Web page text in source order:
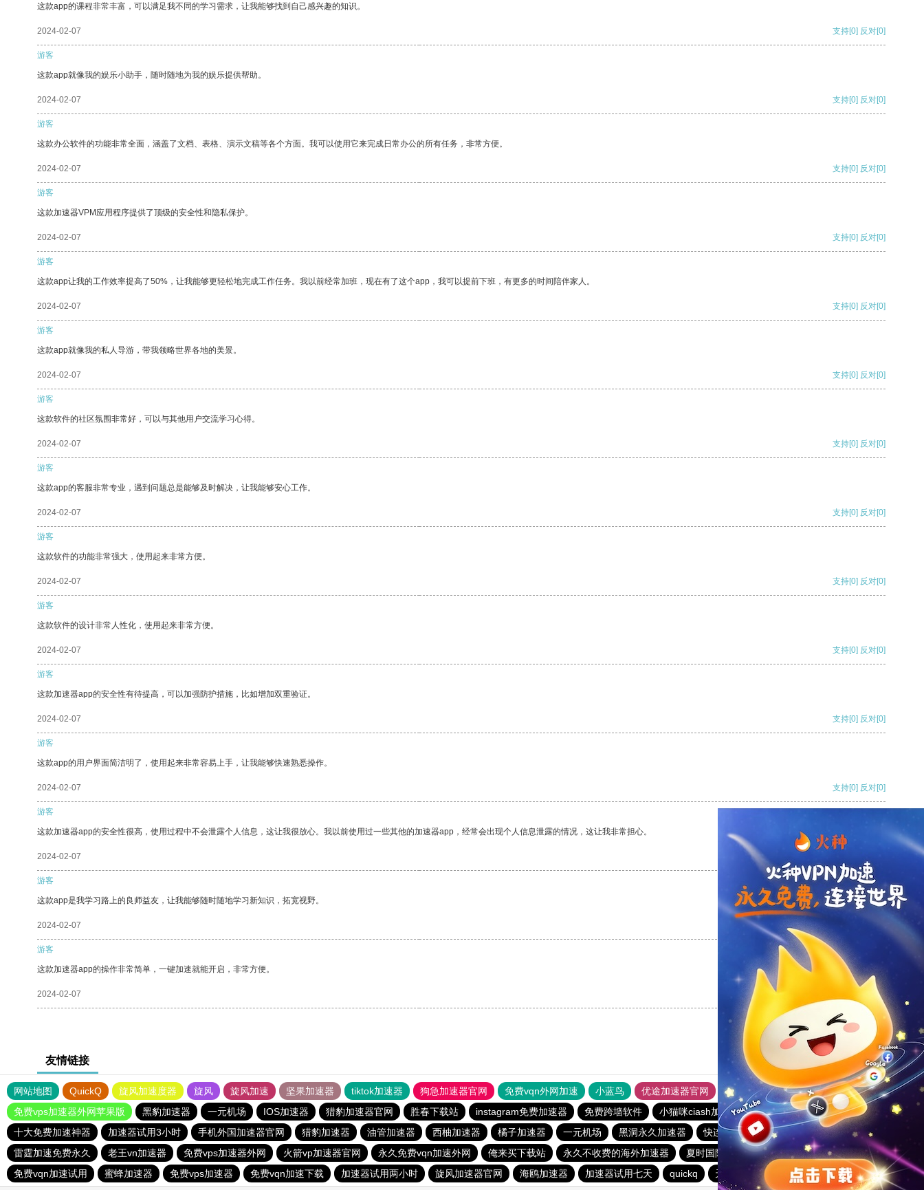
这款app的课程非常丰富，可以满足我不同的学习需求，让我能够找到自己感兴趣的知识。
2024-02-07 支持[0] 反对[0]
游客
这款app就像我的娱乐小助手，随时随地为我的娱乐提供帮助。
2024-02-07 支持[0] 反对[0]
游客
这款办公软件的功能非常全面，涵盖了文档、表格、演示文稿等各个方面。我可以使用它来完成日常办公的所有任务，非常方便。
2024-02-07 支持[0] 反对[0]
游客
这款加速器VPM应用程序提供了顶级的安全性和隐私保护。
2024-02-07 支持[0] 反对[0]
游客
这款app让我的工作效率提高了50%，让我能够更轻松地完成工作任务。我以前经常加班，现在有了这个app，我可以提前下班，有更多的时间陪伴家人。
2024-02-07 支持[0] 反对[0]
游客
这款app就像我的私人导游，带我领略世界各地的美景。
2024-02-07 支持[0] 反对[0]
游客
这款软件的社区氛围非常好，可以与其他用户交流学习心得。
2024-02-07 支持[0] 反对[0]
游客
这款app的客服非常专业，遇到问题总是能够及时解决，让我能够安心工作。
2024-02-07 支持[0] 反对[0]
游客
这款软件的功能非常强大，使用起来非常方便。
2024-02-07 支持[0] 反对[0]
游客
这款软件的设计非常人性化，使用起来非常方便。
2024-02-07 支持[0] 反对[0]
游客
这款加速器app的安全性有待提高，可以加强防护措施，比如增加双重验证。
2024-02-07 支持[0] 反对[0]
游客
这款app的用户界面简洁明了，使用起来非常容易上手，让我能够快速熟悉操作。
2024-02-07 支持[0] 反对[0]
游客
这款加速器app的安全性很高，使用过程中不会泄露个人信息，这让我很放心。我以前使用过一些其他的加速器app，经常会出现个人信息泄露的情况，这让我非常担心。
2024-02-07
游客
这款app是我学习路上的良师益友，让我能够随时随地学习新知识，拓宽视野。
2024-02-07 反对
游客
这款加速器app的操作非常简单，一键加速就能开启，非常方便。
2024-02-07 反对[0]
友情链接
网站地图 QuickQ 旋风加速度器 旋风 旋风加速 坚果加速器 tiktok加速器 狗急加速器官网 免费vqn外网加速 小蓝鸟 优途加速器官网 风驰加速器 旋风加速器
八戒看书
免费vps加速器外网苹果版
黑豹加速器 一元机场 IOS加速器 猎豹加速器官网 胜春下载站 instagram免费加速器 免费跨墙软件 小猫咪ciash加速器
免费海外pvn加速器
十大免费加速神器
加速器试用3小时 手机外国加速器官网 猎豹加速器 油管加速器 西柚加速器 橘子加速器 一元机场 黑洞永久加速器 快连vp加速器
闪电猫加速器
雷霆加速免费永久
老王vn加速器 免费vps加速器外网 火箭vp加速器官网 永久免费vqn加速外网 俺来买下载站 永久不收费的海外加速器 夏时国际加速器
星星加速器
免费vqn加速试用
蜜蜂加速器 免费vps加速器 免费vqn加速下载 加速器试用两小时 旋风加速器官网 海鸥加速器 加速器试用七天 quickq 天行vp加速 黑洞加速